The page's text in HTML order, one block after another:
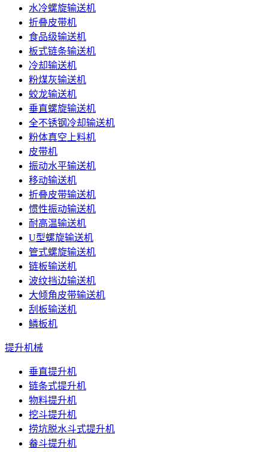
水冷螺旋输送机
折叠皮带机
食品级输送机
板式链条输送机
冷却输送机
粉煤灰输送机
蛟龙输送机
垂直螺旋输送机
全不锈钢冷却输送机
粉体真空上料机
皮带机
振动水平输送机
移动输送机
折叠皮带输送机
惯性振动输送机
耐高温输送机
U型螺旋输送机
管式螺旋输送机
链板输送机
波纹挡边输送机
大倾角皮带输送机
刮板输送机
鳞板机
提升机械
垂直提升机
链条式提升机
物料提升机
挖斗提升机
捞坑脱水斗式提升机
畚斗提升机